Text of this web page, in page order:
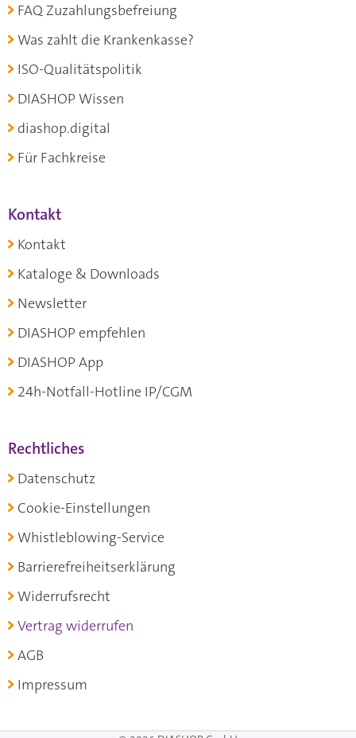
FAQ Zuzahlungsbefreiung
Was zahlt die Krankenkasse?
ISO-Qualitätspolitik
DIASHOP Wissen
diashop.digital
Für Fachkreise
Kontakt
Kontakt
Kataloge & Downloads
Newsletter
DIASHOP empfehlen
DIASHOP App
24h-Notfall-Hotline IP/CGM
Rechtliches
Datenschutz
Cookie-Einstellungen
Whistleblowing-Service
Barrierefreiheitserklärung
Widerrufsrecht
Vertrag widerrufen
AGB
Impressum